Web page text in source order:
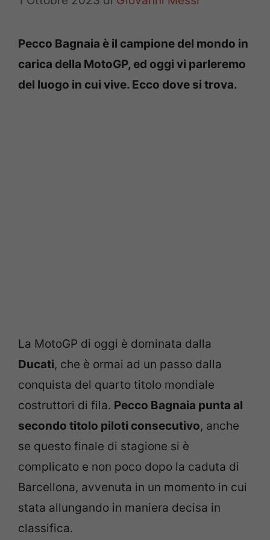
Pecco Bagnaia è il campione del mondo in
carica della MotoGP, ed oggi vi parleremo
del luogo in cui vive. Ecco dove si trova.
La MotoGP di oggi è dominata dalla
Ducati, che è ormai ad un passo dalla
conquista del quarto titolo mondiale
costruttori di fila. Pecco Bagnaia punta al
secondo titolo piloti consecutivo, anche
se questo finale di stagione si è
complicato e non poco dopo la caduta di
Barcellona, avvenuta in un momento in cui
stata allungando in maniera decisa in
classifica.